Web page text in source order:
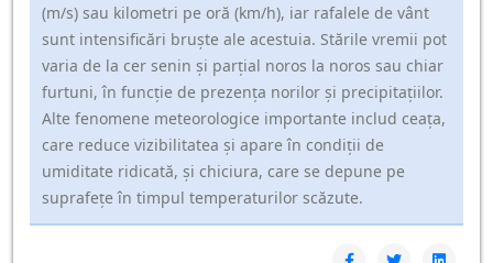
(m/s) sau kilometri pe oră (km/h), iar rafalele de vânt
sunt intensificări bruște ale acestuia. Stările vremii pot
varia de la cer senin și parțial noros la noros sau chiar
furtuni, în funcție de prezența norilor și precipitațiilor.
Alte fenomene meteorologice importante includ ceața,
care reduce vizibilitatea și apare în condiții de
umiditate ridicată, și chiciura, care se depune pe
suprafețe în timpul temperaturilor scăzute.